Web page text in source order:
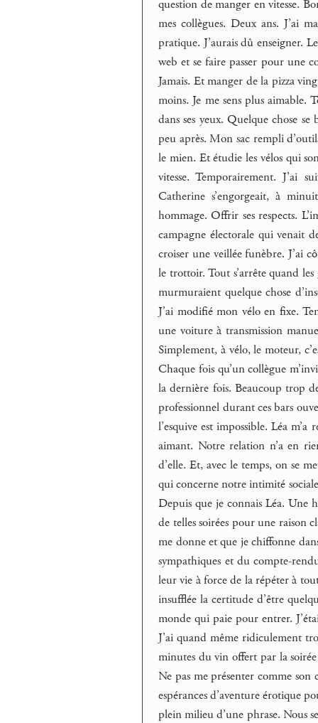
question de manger en vitesse.
mes collègues. Deux ans. J’ai
pratique. J’aurais dû enseigner.
web et se faire passer pour une
Jamais. Et manger de la pizza
moins. Je me sens plus aimable.
dans ses yeux. Quelque chose
peu après. Mon sac rempli
le mien. Et étudie les vélos qui
vitesse. Temporairement. J’ai
Catherine s’engorgeait, à
hommage. Offrir ses respects.
campagne électorale qui venait
croiser une veillée funèbre. J’ai
le trottoir. Tout s’arrête quand
murmuraient quelque chose
J’ai modifié mon vélo en fixe.
une voiture à transmission
Simplement, à vélo, le moteur,
Chaque fois qu’un collègue
la dernière fois. Beaucoup trop
professionnel durant ces bars
l’esquive est impossible. Léa
aimant. Notre relation n’a en
d’elle. Et, avec le temps, on se
qui concerne notre intimité
Depuis que je connais Léa. Une
de telles soirées pour une raison
me donne et que je chiffonne
sympathiques et du compte-
leur vie à force de la répéter à
insufflée la certitude d’être
monde qui paie pour entrer.
J’ai quand même ridiculement
minutes du vin offert par la
Ne pas me présenter comme
espérances d’aventure érotique
plein milieu d’une phrase. Nous